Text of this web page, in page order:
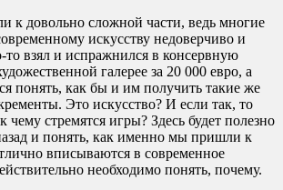
к довольно сложной части, ведь многие
искусству недоверчиво и
взял и испражнился в консервную
галерее за 20 000 евро, а
понять, как бы и им получить такие же
Это искусство? И если так, то
чему стремятся игры? Здесь будет полезно
и понять, как именно мы пришли к
вписываются в современное
необходимо понять, почему.